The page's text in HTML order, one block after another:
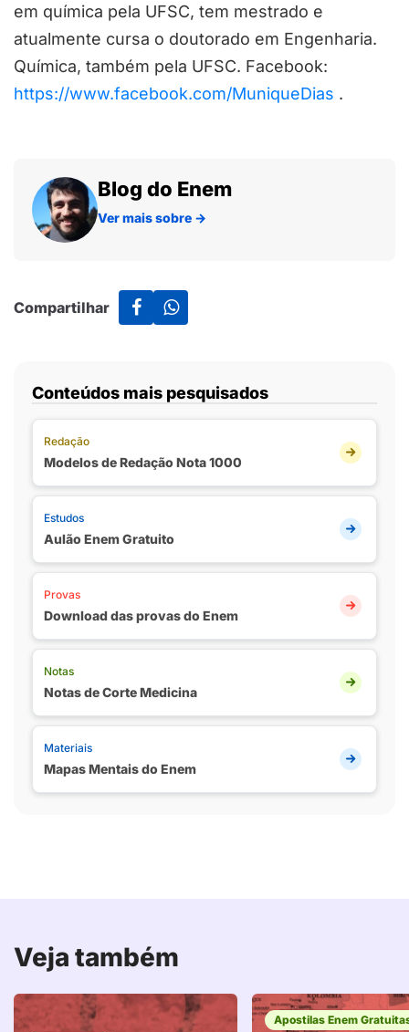
em química pela UFSC, tem mestrado e
atualmente cursa o doutorado em Engenharia.
Química, também pela UFSC. Facebook:
https://www.facebook.com/MuniqueDias .
Blog do Enem
Ver mais sobre →
Compartilhar
Conteúdos mais pesquisados
Redação
Modelos de Redação Nota 1000
Estudos
Aulão Enem Gratuito
Provas
Download das provas do Enem
Notas
Notas de Corte Medicina
Materiais
Mapas Mentais do Enem
Veja também
Apostilas Enem